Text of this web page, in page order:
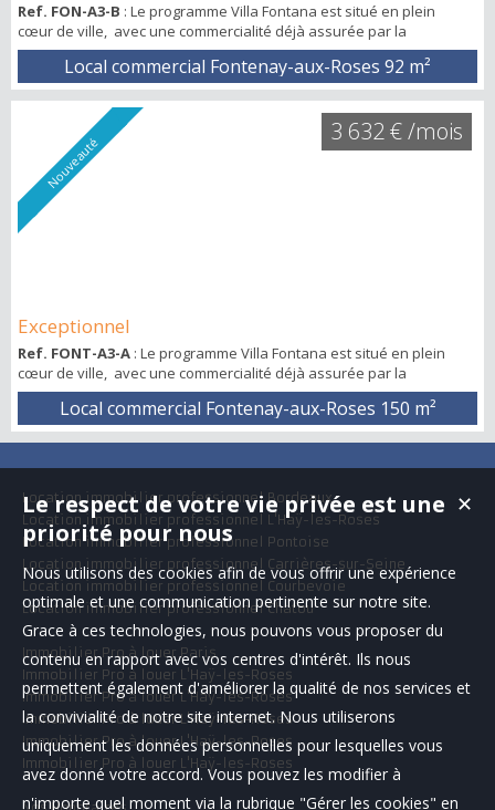
Ref. FON-A3-B : Le programme Villa Fontana est situé en plein
cœur de ville, avec une commercialité déjà assurée par la
présence de commerces de proximité et d’animation (Franprix,
Pharmacie, Restaurant et épicerie italienne, bureau de tabac, salon
de coiffure, ...) Le programme est composé d'environ 50
appartements et de 3 commerces. La place de La Cavée réhabilitée
crée une nouvelle centralité. ...
Local commercial Fontenay-aux-Roses 92 m²
Nouveauté
Exceptionnel
Ref. FONT-A3-A : Le programme Villa Fontana est situé en plein
cœur de ville, avec une commercialité déjà assurée par la
présence de commerces de proximité et d’animation (Franprix,
Pharmacie, Restaurant et épicerie italienne, bureau de tabac, salon
de coiffure, ...) Le programme est composé d'environ 50
crée une nouvelle centralité. ...
Local commercial Fontenay-aux-Roses 150 m²
3 632 € /mois
Location immobilier professionnel Bordeaux
Location immobilier professionnel L'Haÿ-les-Roses
Location immobilier professionnel Pontoise
Location immobilier professionnel Carrières-sur-Seine
Location immobilier professionnel Courbevoie
Location immobilier professionnel Chatou
Immobilier Pro à louer Paris
Immobilier Pro à louer L'Haÿ-les-Roses
Immobilier Pro à louer L'Haÿ-les-Roses
Immobilier Pro à louer L'Haÿ-les-Roses
Immobilier Pro à louer L'Haÿ-les-Roses
Immobilier Pro à louer L'Haÿ-les-Roses
✕
Le respect de votre vie privée est une
priorité pour nous
Nous utilisons des cookies afin de vous offrir une expérience
optimale et une communication pertinente sur notre site.
Grace à ces technologies, nous pouvons vous proposer du
contenu en rapport avec vos centres d'intérêt. Ils nous
permettent également d'améliorer la qualité de nos services et
la convivialité de notre site internet. Nous utiliserons
uniquement les données personnelles pour lesquelles vous
avez donné votre accord. Vous pouvez les modifier à
n'importe quel moment via la rubrique "Gérer les cookies" en